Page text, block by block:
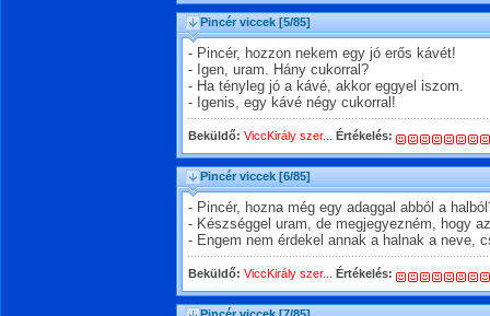
Pincér viccek [5/85]
- Pincér, hozzon nekem egy jó erős kávét!
- Igen, uram. Hány cukorral?
- Ha tényleg jó a kávé, akkor eggyel iszom.
- Igenis, egy kávé négy cukorral!
Beküldő: ViccKirály szer... Értékelés:
Pincér viccek [6/85]
- Pincér, hozna még egy adaggal abból a
- Készséggel uram, de megjegyezném, hogy
- Engem nem érdekel annak a halnak a neve,
Beküldő: ViccKirály szer... Értékelés: